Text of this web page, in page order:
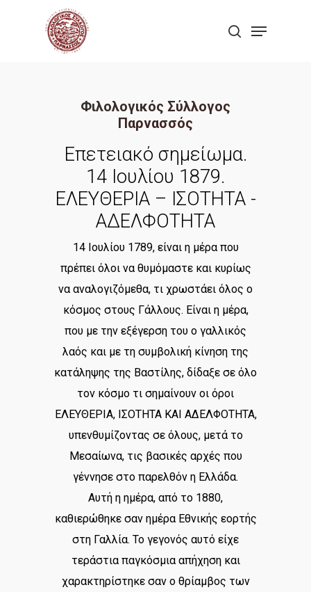
search
Menu
Φιλολογικός Σύλλογος
Παρνασσός
Επετειακό σημείωμα.
14 Ιουλίου 1879.
ΕΛΕΥΘΕΡΙΑ – ΙΣΟΤΗΤΑ -
ΑΔΕΛΦΟΤΗΤΑ
14 Ιουλίου 1789, είναι η μέρα που
πρέπει όλοι να θυμόμαστε και κυρίως
να αναλογιζόμεθα, τι χρωστάει όλος ο
κόσμος στους Γάλλους. Είναι η μέρα,
που με την εξέγερση του ο γαλλικός
λαός και με τη συμβολική κίνηση της
κατάληψης της Βαστίλης, δίδαξε σε όλο
τον κόσμο τι σημαίνουν οι όροι
ΕΛΕΥΘΕΡΙΑ, ΙΣΟΤΗΤΑ ΚΑΙ ΑΔΕΛΦΟΤΗΤΑ,
υπενθυμίζοντας σε όλους, μετά το
Μεσαίωνα, τις βασικές αρχές που
γέννησε στο παρελθόν η Ελλάδα.
Αυτή η ημέρα, από το 1880,
καθιερώθηκε σαν ημέρα Εθνικής εορτής
στη Γαλλία. Το γεγονός αυτό είχε
τεράστια παγκόσμια απήχηση και
χαρακτηρίστηκε σαν ο θρίαμβος των